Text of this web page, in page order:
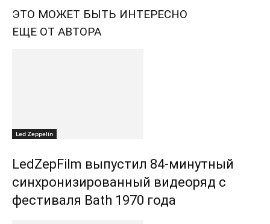
ЭТО МОЖЕТ БЫТЬ ИНТЕРЕСНО
ЕЩЕ ОТ АВТОРА
Led Zeppelin
LedZepFilm выпустил 84-минутный
синхронизированный видеоряд с
фестиваля Bath 1970 года